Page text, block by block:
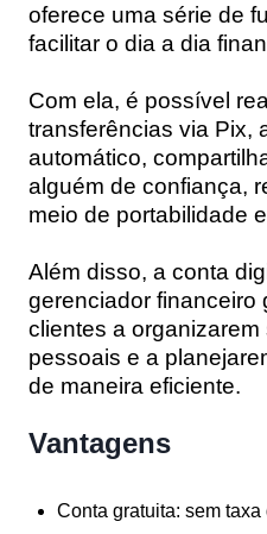
oferece uma série de
facilitar o dia a dia
Com ela, é possível
transferências via Pix,
automático,
alguém de confiança,
meio de portabilidade
Além disso, a conta
gerenciador financeiro
clientes a
pessoais e a
de maneira eficiente.
Vantagens
Conta gratuita: sem